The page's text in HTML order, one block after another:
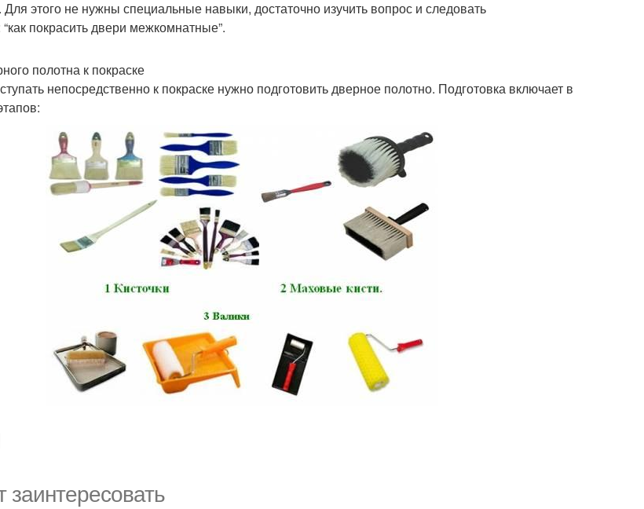
Для этого не нужны специальные навыки, достаточно изучить вопрос и следовать
покрасить двери межкомнатные”.
полотна к покраске
непосредственно к покраске нужно подготовить дверное полотно. Подготовка включает в